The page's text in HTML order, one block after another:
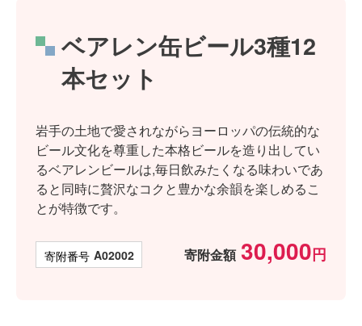
ベアレン缶ビール3種12
本セット
岩手の土地で愛されながらヨーロッパの伝統的な
ビール文化を尊重した本格ビールを造り出してい
るベアレンビールは,毎日飲みたくなる味わいであ
ると同時に贅沢なコクと豊かな余韻を楽しめるこ
とが特徴です。
商品番号 A02002 寄附金額 30,000